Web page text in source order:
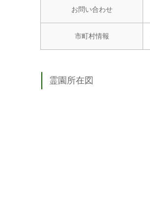
お問い合わせ
市町村情報
霊園所在図